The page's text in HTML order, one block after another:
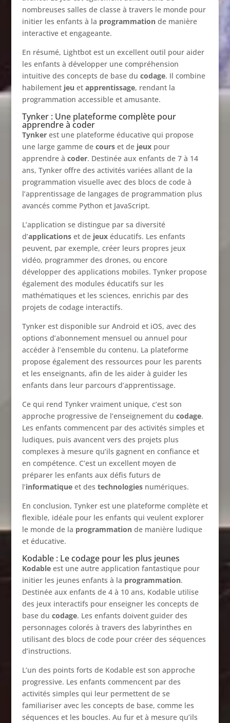
nombreuses salles de classe à travers le monde pour
initier les enfants à la programmationde manière
interactive et engageante.
En résumé, Lightbot est un excellent outil pour aider
les enfants à développer une compréhension
intuitive des concepts de base du codage. Il combine
habilement jeu et apprentissage, rendant la
programmation accessible et amusante.
Tynker : Une plateforme complète pour
apprendre à coder
Tynkerest une plateforme éducative qui propose
une large gamme de courset de jeuxpour
apprendre à coder. Destinée aux enfants de 7 à 14
ans, Tynker offre des activités variées allant de la
programmation visuelle avec des blocs de code à
l’apprentissage de langages de programmation plus
avancés comme Python et JavaScript.
L’application se distingue par sa diversité
d’applicationset de jeuxéducatifs. Les enfants
peuvent, par exemple, créer leurs propres jeux
vidéo, programmer des drones, ou encore
développer des applications mobiles. Tynker propose
également des modules éducatifs sur les
mathématiques et les sciences, enrichis par des
projets de codage interactifs.
Tynker est disponible sur Android et iOS, avec des
options d’abonnement mensuel ou annuel pour
accéder à l’ensemble du contenu. La plateforme
propose également des ressources pour les parents
et les enseignants, afin de les aider à guider les
enfants dans leur parcours d’apprentissage.
Ce qui rend Tynker vraiment unique, c’est son
approche progressive de l’enseignement du codage.
Les enfants commencent par des activités simples et
ludiques, puis avancent vers des projets plus
complexes à mesure qu’ils gagnent en confiance et
en compétence. C’est un excellent moyen de
préparer les enfants aux défis futurs de
l’informatiqueet des technologiesnumériques.
En conclusion, Tynker est une plateforme complète et
flexible, idéale pour les enfants qui veulent explorer
le monde de la programmationde manière ludique
et éducative.
Kodable : Le codage pour les plus jeunes
Kodableest une autre application fantastique pour
initier les jeunes enfants à la programmation.
Destinée aux enfants de 4 à 10 ans, Kodable utilise
des jeux interactifs pour enseigner les concepts de
base du codage. Les enfants doivent guider des
personnages colorés à travers des labyrinthes en
utilisant des blocs de code pour créer des séquences
d’instructions.
L’un des points forts de Kodable est son approche
progressive. Les enfants commencent par des
activités simples qui leur permettent de se
familiariser avec les concepts de base, comme les
séquences et les boucles. Au fur et à mesure qu’ils